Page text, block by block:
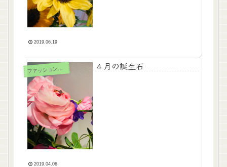
2019.06.19
フ ァッションジュエリー ４月の誕生石
2019.04.06